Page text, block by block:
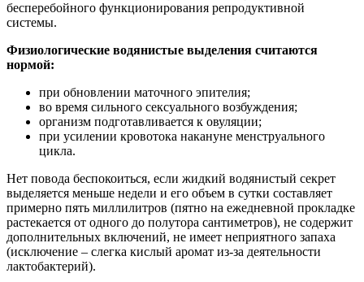
бесперебойного функционирования репродуктивной
системы.
Физиологические водянистые выделения считаются
нормой:
при обновлении маточного эпителия;
во время сильного сексуального возбуждения;
организм подготавливается к овуляции;
при усилении кровотока накануне менструального
цикла.
Нет повода беспокоиться, если жидкий водянистый секрет
выделяется меньше недели и его объем в сутки составляет
примерно пять миллилитров (пятно на ежедневной прокладке
растекается от одного до полутора сантиметров), не содержит
дополнительных включений, не имеет неприятного запаха
(исключение – слегка кислый аромат из-за деятельности
лактобактерий).